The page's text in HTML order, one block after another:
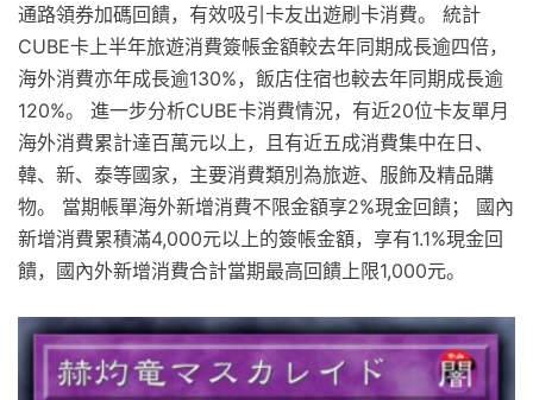
通路領券加碼回饋，有效吸引卡友出遊刷卡消費。 統計
CUBE卡上半年旅遊消費簽帳金額較去年同期成長逾四倍，
海外消費亦年成長逾130%，飯店住宿也較去年同期成長逾
120%。 進一步分析CUBE卡消費情況，有近20位卡友單月
海外消費累計達百萬元以上，且有近五成消費集中在日、
韓、新、泰等國家，主要消費類別為旅遊、服飾及精品購
物。 當期帳單海外新增消費不限金額享2%現金回饋； 國內
新增消費累積滿4,000元以上的簽帳金額，享有1.1%現金回
饋，國內外新增消費合計當期最高回饋上限1,000元。